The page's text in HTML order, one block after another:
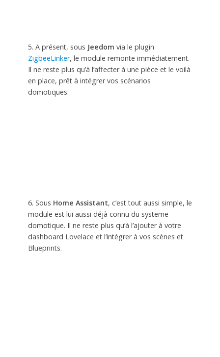
5. A présent, sous Jeedom via le plugin
ZigbeeLinker, le module remonte immédiatement.
Il ne reste plus qu’à l’affecter à une pièce et le voilà
en place, prêt à intégrer vos scénarios
domotiques.
6. Sous Home Assistant, c’est tout aussi simple, le
module est lui aussi déjà connu du systeme
domotique. Il ne reste plus qu’à l’ajouter à votre
dashboard Lovelace et l’intégrer à vos scènes et
Blueprints.